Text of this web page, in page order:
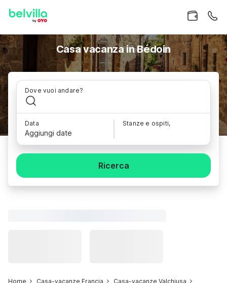
Casa vacanza in Bédoin
Dove vuoi andare?
Data
Aggiungi date
Stanze e ospiti,
Ricerca
Home Casa-vacanze Francia
Casa-vacanze Valchiusa